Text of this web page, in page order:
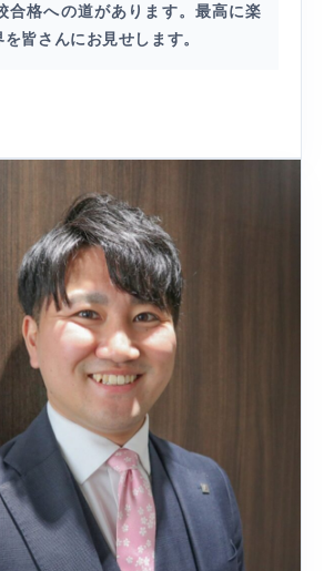
合格への道があります。最高に楽
皆さんにお見せします。